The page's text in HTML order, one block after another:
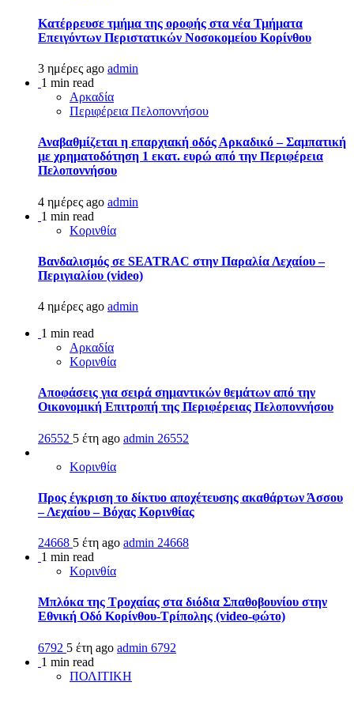
Kατέρρευσε τμήμα της οροφής στα νέα Τμήματα
Επειγόντων Περιστατικών Νοσοκομείου Κορίνθου
3 ημέρες ago admin
1 min read
Αρκαδία
Περιφέρεια Πελοποννήσου
Αναβαθμίζεται η επαρχιακή οδός Αρκαδικό – Σαμπατική
με χρηματοδότηση 1 εκατ. ευρώ από την Περιφέρεια
Πελοποννήσου
4 ημέρες ago admin
1 min read
Κορινθία
Βανδαλισμός σε SEATRAC στην Παραλία Λεχαίου –
Περιγιαλίου (video)
4 ημέρες ago admin
1 min read
Αρκαδία
Κορινθία
Αποφάσεις για σειρά σημαντικών θεμάτων από την
Οικονομική Επιτροπή της Περιφέρειας Πελοποννήσου
26552 5 έτη ago admin 26552
Κορινθία
Προς έγκριση το δίκτυο αποχέτευσης ακαθάρτων Άσσου
– Λεχαίου – Βόχας Κορινθίας
24668 5 έτη ago admin 24668
1 min read
Κορινθία
Μπλόκα της Τροχαίας στα διόδια Σπαθοβουνίου στην
Εθνική Οδό Κορίνθου-Τρίπολης (video-φώτο)
6792 5 έτη ago admin 6792
1 min read
ΠΟΛΙΤΙΚΗ